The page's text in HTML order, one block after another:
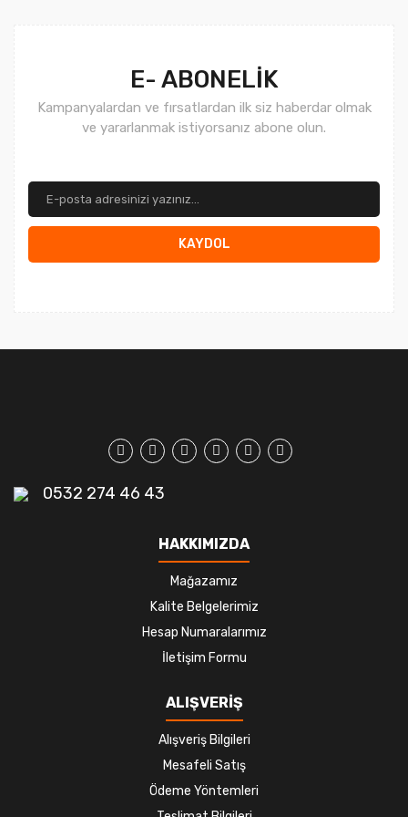
E- ABONELİK
Kampanyalardan ve fırsatlardan ilk siz haberdar olmak
ve yararlanmak istiyorsanız abone olun.
KAYDOL
0532 274 46 43
HAKKIMIZDA
Mağazamız
Kalite Belgelerimiz
Hesap Numaralarımız
İletişim Formu
ALIŞVERİŞ
Alışveriş Bilgileri
Mesafeli Satış
Ödeme Yöntemleri